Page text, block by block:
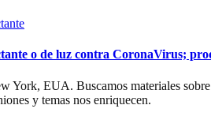
o de luz contra CoronaVirus;
York, EUA. Buscamos materiales
y temas nos enriquecen.